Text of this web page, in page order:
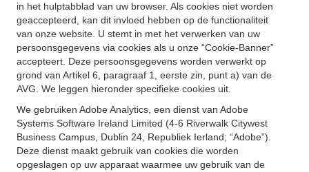
in het hulptabblad van uw browser. Als cookies niet worden
geaccepteerd, kan dit invloed hebben op de functionaliteit
van onze website. U stemt in met het verwerken van uw
persoonsgegevens via cookies als u onze “Cookie-Banner”
accepteert. Deze persoonsgegevens worden verwerkt op
grond van Artikel 6, paragraaf 1, eerste zin, punt a) van de
AVG. We leggen hieronder specifieke cookies uit.
We gebruiken Adobe Analytics, een dienst van Adobe
Systems Software Ireland Limited (4-6 Riverwalk Citywest
Business Campus, Dublin 24, Republiek Ierland; “Adobe”).
Deze dienst maakt gebruik van cookies die worden
opgeslagen op uw apparaat waarmee uw gebruik van de